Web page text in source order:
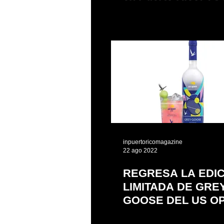
inpuertoricomagazine
22 ago 2022
REGRESA LA
LIMITADA DE
GOOSE DEL US